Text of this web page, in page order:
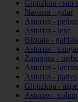
Gipuzkoa - san-
Navarra - galar
Asturias -
Asturias - lena
Bizkaia -
Asturias -
Zaragoza - utebo
Asturias -
Asturias - parres
Gipuzkoa -
Asturias -